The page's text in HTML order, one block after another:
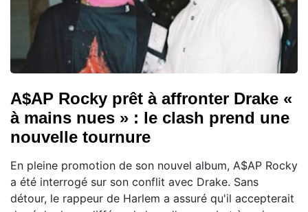
A$AP Rocky prêt à affronter Drake «
à mains nues » : le clash prend une
nouvelle tournure
En pleine promotion de son nouvel album, A$AP Rocky
a été interrogé sur son conflit avec Drake. Sans
détour, le rappeur de Harlem a assuré qu'il accepterait